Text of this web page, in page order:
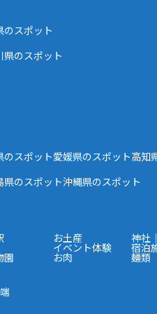
のスポット
県のスポット
のスポット愛媛県のスポット高知
県のスポット沖縄県のスポット
お土産 神社
イベント体験 宿泊
園 お肉 麺類